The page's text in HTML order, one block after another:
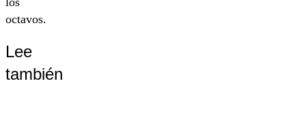
octavos.
Lee
también